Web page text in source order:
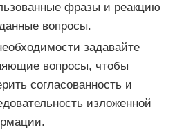
фразы и реакцию
вопросы.
задавайте
вопросы, чтобы
согласованность и
изложенной